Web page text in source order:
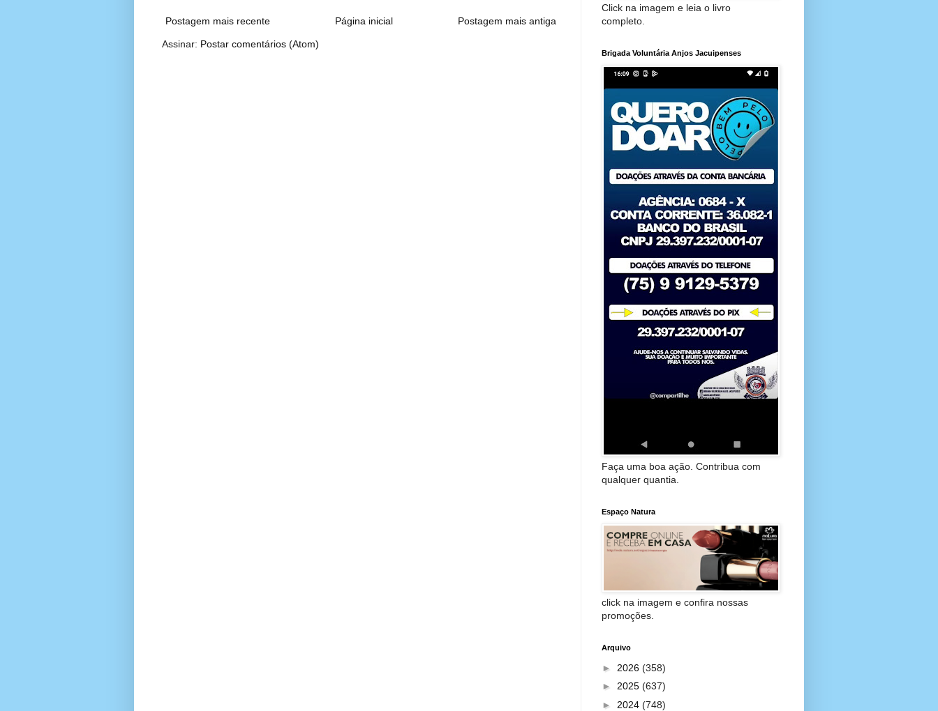
Postagem mais recente Postagem mais antiga
Página inicial
Assinar: Postar comentários (Atom)
Click na imagem e leia o livro
completo.
Brigada Voluntária Anjos Jacuipenses
Faça uma boa ação. Contribua com
qualquer quantia.
Espaço Natura
click na imagem e confira nossas
promoções.
Arquivo
► 2026 (358)
► 2025 (637)
► 2024 (748)